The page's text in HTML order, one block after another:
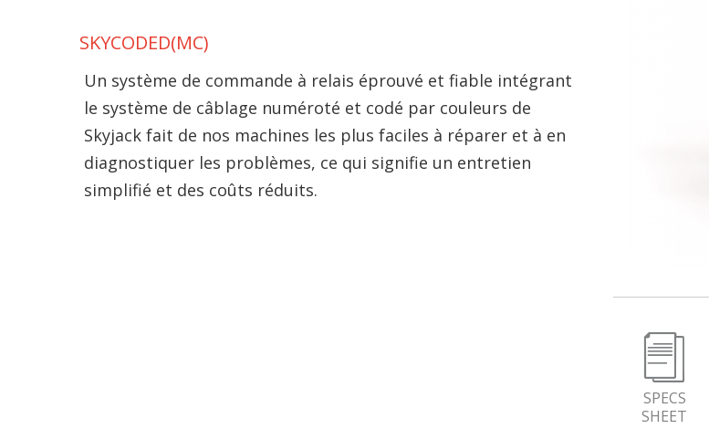
SKYCODED(MC)
Un système de commande à relais éprouvé et fiable intégrant
le système de câblage numéroté et codé par couleurs de
Skyjack fait de nos machines les plus faciles à réparer et à en
diagnostiquer les problèmes, ce qui signifie un entretien
simplifié et des coûts réduits.
SPECS
SHEET